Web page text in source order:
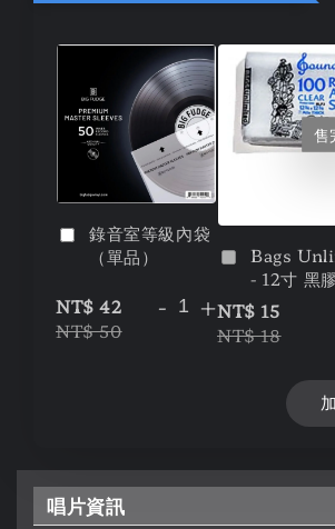
錄音室等級內袋
（單品）
NT$ 42
NT$ 50
- +
售
Bags
- 12寸 黑
NT$ 15
NT$ 18
唱片資訊